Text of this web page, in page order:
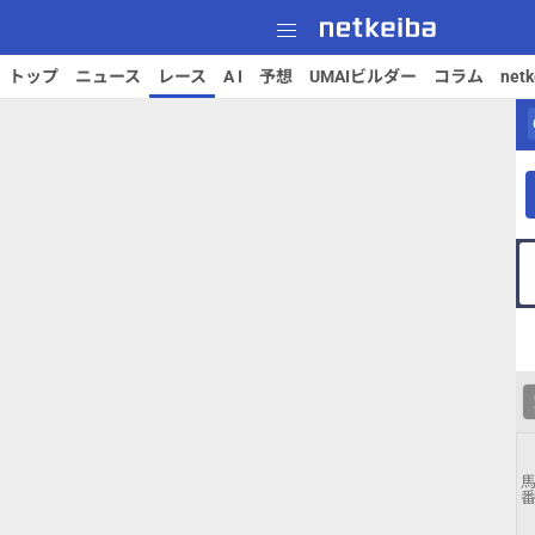
トップ ニュース レース A I 予想 UMAIビルダー コラム
馬
番